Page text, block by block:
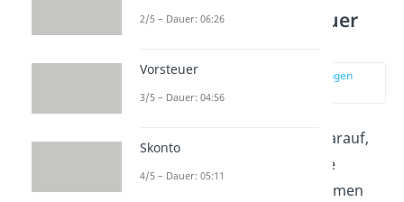
Umsatzsteuer Vorsteuer
zur Stelle im Video springen
Konzentrieren wir uns nun darauf,
wie die Umsatzsteuer und die
Vorsteuer in einem Unternehmen
2/5 – Dauer: 06:26
Vorsteuer
3/5 – Dauer: 04:56
Skonto
4/5 – Dauer: 05:11